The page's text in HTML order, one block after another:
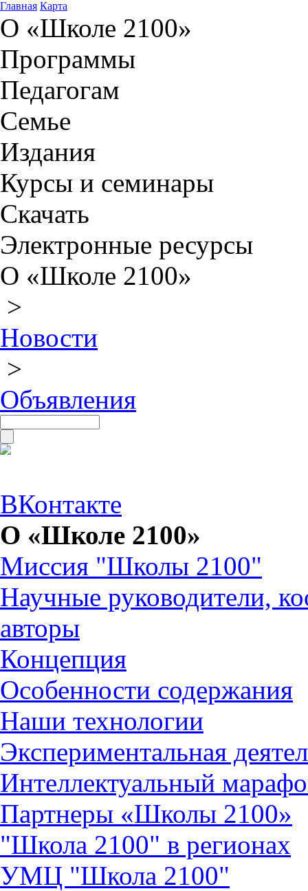
Главная Карта
О «Школе 2100»
Программы
Педагогам
Семье
Издания
Курсы и семинары
Скачать
Электронные ресурсы
О «Школе 2100»
>
Новости
>
Объявления
ВКонтакте
О «Школе 2100»
Миссия "Школы 2100"
Научные руководители,
авторы
Концепция
Особенности содержания
Наши технологии
Экспериментальная
Интеллектуальный
Партнеры «Школы 2100»
"Школа 2100" в регионах
УМЦ "Школа 2100"